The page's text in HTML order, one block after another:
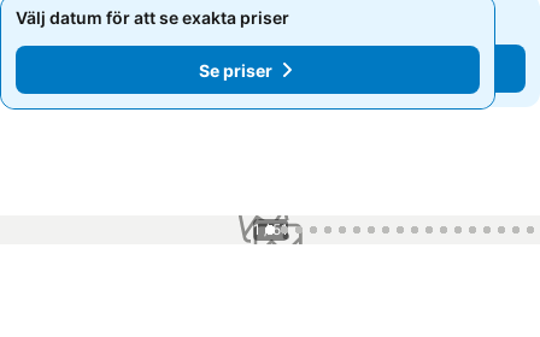
Välj datum för att se exakta priser
Se priser
Välj datum för att se exakta priser
Se priser
1 / 51